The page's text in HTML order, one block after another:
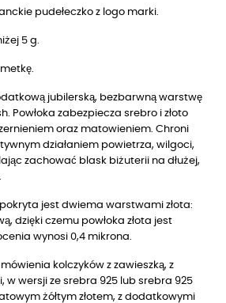
pudełeczko z logo marki.
5 g.
jubilerską, bezbarwną warstwę
Powłoka zabezpiecza srebro i złoto
oraz matowieniem. Chroni
działaniem powietrza, wilgoci,
zachować blask biżuterii na dłużej,
jest dwiema warstwami złota:
dzięki czemu powłoka złota jest
wynosi 0,4 mikrona.
kolczyków z zawieszką, z
w wersji ze srebra 925 lub srebra 925
żółtym złotem, z dodatkowymi